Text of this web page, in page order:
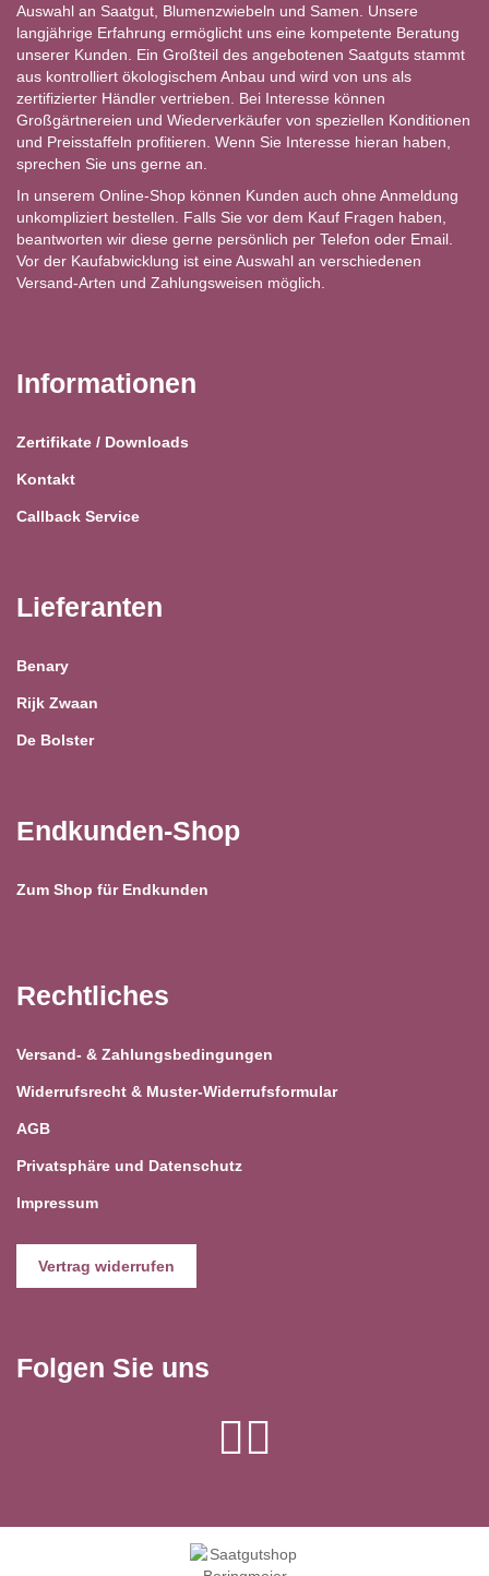
Auswahl an Saatgut, Blumenzwiebeln und Samen. Unsere
langjährige Erfahrung ermöglicht uns eine kompetente Beratung
unserer Kunden. Ein Großteil des angebotenen Saatguts stammt
aus kontrolliert ökologischem Anbau und wird von uns als
zertifizierter Händler vertrieben. Bei Interesse können
Großgärtnereien und Wiederverkäufer von speziellen Konditionen
und Preisstaffeln profitieren. Wenn Sie Interesse hieran haben,
sprechen Sie uns gerne an.
In unserem Online-Shop können Kunden auch ohne Anmeldung
unkompliziert bestellen. Falls Sie vor dem Kauf Fragen haben,
beantworten wir diese gerne persönlich per Telefon oder Email.
Vor der Kaufabwicklung ist eine Auswahl an verschiedenen
Versand-Arten und Zahlungsweisen möglich.
Informationen
Zertifikate / Downloads
Kontakt
Callback Service
Lieferanten
Benary
Rijk Zwaan
De Bolster
Endkunden-Shop
Zum Shop für Endkunden
Rechtliches
Versand- & Zahlungsbedingungen
Widerrufsrecht & Muster-Widerrufsformular
AGB
Privatsphäre und Datenschutz
Impressum
Vertrag widerrufen
Folgen Sie uns